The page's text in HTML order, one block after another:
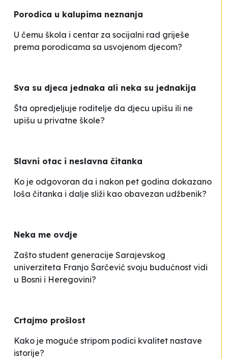
Porodica u kalupima neznanja
U čemu škola i centar za socijalni rad griješe
prema porodicama sa usvojenom djecom?
Sva su djeca jednaka ali neka su jednakija
Šta opredjeljuje roditelje da djecu upišu ili ne
upišu u privatne škole?
Slavni otac i neslavna čitanka
Ko je odgovoran da i nakon pet godina dokazano
loša čitanka i dalje sliži kao obavezan udžbenik?
Neka me ovdje
Zašto student generacije Sarajevskog
univerziteta Franjo Šarčević svoju budućnost vidi
u Bosni i Heregovini?
Crtajmo prošlost
Kako je moguće stripom podici kvalitet nastave
istorije?